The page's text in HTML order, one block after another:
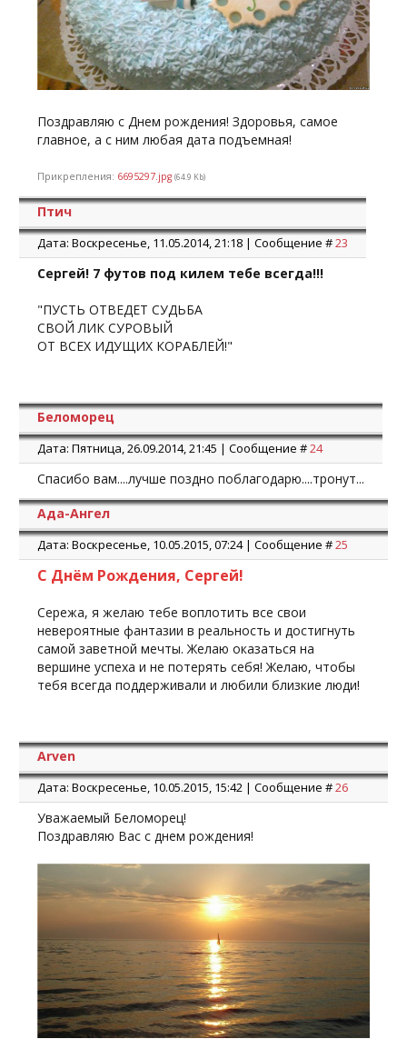
Поздравляю с Днем рождения! Здоровья, самое
главное, а с ним любая дата подъемная!
Прикрепления: 6695297.jpg (64.9 Kb)
Птич
Дата: Воскресенье, 11.05.2014, 21:18 | Сообщение #23
Сергей! 7 футов под килем тебе всегда!!!
"ПУСТЬ ОТВЕДЕТ СУДЬБА
СВОЙ ЛИК СУРОВЫЙ
ОТ ВСЕХ ИДУЩИХ КОРАБЛЕЙ!"
Беломорец
Дата: Пятница, 26.09.2014, 21:45 | Сообщение #24
Спасибо вам....лучше поздно поблагодарю....тронут...
Ада-Ангел
Дата: Воскресенье, 10.05.2015, 07:24 | Сообщение #25
С Днём Рождения, Сергей!
Сережа, я желаю тебе воплотить все свои
невероятные фантазии в реальность и достигнуть
самой заветной мечты. Желаю оказаться на
вершине успеха и не потерять себя! Желаю, чтобы
тебя всегда поддерживали и любили близкие люди!
Arven
Дата: Воскресенье, 10.05.2015, 15:42 | Сообщение #26
Уважаемый Беломорец!
Поздравляю Вас с днем рождения!